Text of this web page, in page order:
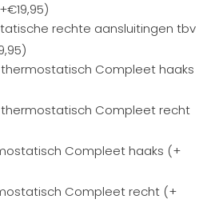
rechte aansluitingen tbv
Compleet haaks
Compleet recht
Compleet haaks (+
Compleet recht (+